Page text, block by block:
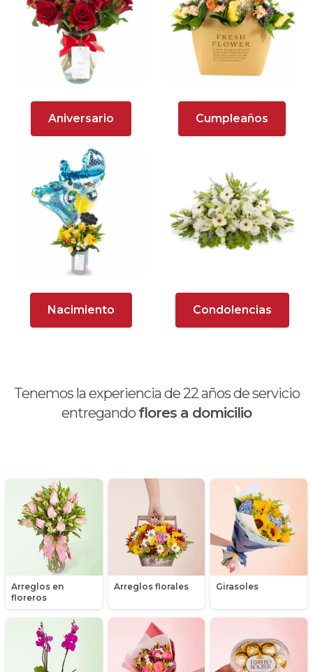
Aniversario Cumpleaños
Nacimiento Condolencias
Tenemos la experiencia de 22años de servicio
entregando flores a domicilio
Arreglos en
floreros
Arreglos florales Girasoles
Arreglos florales en tono blanco
Arreglos florales en tono lila
Arreglos florales en tono naranja
Arreglos Florales para Aniversario
Arreglos florales para dar agradecimiento
Arreglos Florales para Defunciones
Arreglos Florales para Eventos
Arreglos florales románticos
Ave del Paraíso (Strelitzia)
Chocolates y galletas
Día de la secretaria
Flores y Regalos de Navidad
Gerberas
Girasoles
Globos
Graduación